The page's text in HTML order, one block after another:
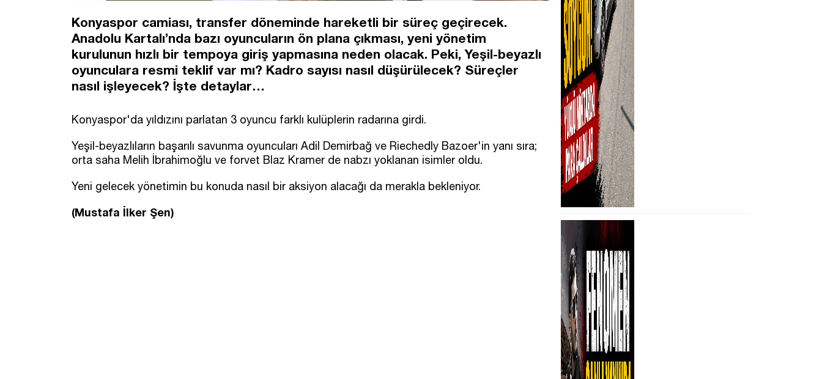
Konyaspor camiası, transfer döneminde hareketli bir süreç geçirecek.
Anadolu Kartalı’nda bazı oyuncuların ön plana çıkması, yeni yönetim
kurulunun hızlı bir tempoya giriş yapmasına neden olacak. Peki, Yeşil-beyazlı
oyunculara resmi teklif var mı? Kadro sayısı nasıl düşürülecek? Süreçler
nasıl işleyecek? İşte detaylar…
Konyaspor'da yıldızını parlatan 3 oyuncu farklı kulüplerin radarına girdi.
Yeşil-beyazlıların başarılı savunma oyuncuları Adil Demirbağ ve Riechedly Bazoer'in yanı sıra;
orta saha Melih İbrahimoğlu ve forvet Blaz Kramer de nabzı yoklanan isimler oldu.
Yeni gelecek yönetimin bu konuda nasıl bir aksiyon alacağı da merakla bekleniyor.
(Mustafa İlker Şen)